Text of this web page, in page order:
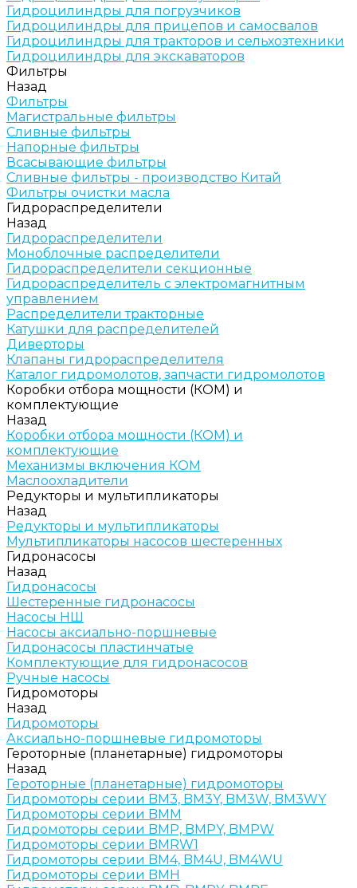
Гидроцилиндры для погрузчиков
Гидроцилиндры для прицепов и самосвалов
Гидроцилиндры для тракторов и сельхозтехники
Гидроцилиндры для экскаваторов
Фильтры
Назад
Фильтры
Магистральные фильтры
Сливные фильтры
Напорные фильтры
Всасывающие фильтры
Сливные фильтры - производство Китай
Фильтры очистки масла
Гидрораспределители
Назад
Гидрораспределители
Моноблочные распределители
Гидрораспределители секционные
Гидрораспределитель с электромагнитным
управлением
Распределители тракторные
Катушки для распределителей
Диверторы
Клапаны гидрораспределителя
Каталог гидромолотов, запчасти гидромолотов
Коробки отбора мощности (КОМ) и
комплектующие
Назад
Коробки отбора мощности (КОМ) и
комплектующие
Механизмы включения КОМ
Маслоохладители
Редукторы и мультипликаторы
Назад
Редукторы и мультипликаторы
Мультипликаторы насосов шестеренных
Гидронасосы
Назад
Гидронасосы
Шестеренные гидронасосы
Насосы НШ
Насосы аксиально-поршневые
Гидронасосы пластинчатые
Комплектующие для гидронасосов
Ручные насосы
Гидромоторы
Назад
Гидромоторы
Аксиально-поршневые гидромоторы
Героторные (планетарные) гидромоторы
Назад
Героторные (планетарные) гидромоторы
Гидромоторы серии BM3, BM3Y, BM3W, BM3WY
Гидромоторы серии BMM
Гидромоторы серии BMP, BMPY, BMPW
Гидромоторы серии BMRW1
Гидромоторы серии BМ4, BM4U, BМ4WU
Гидромоторы серии BМH